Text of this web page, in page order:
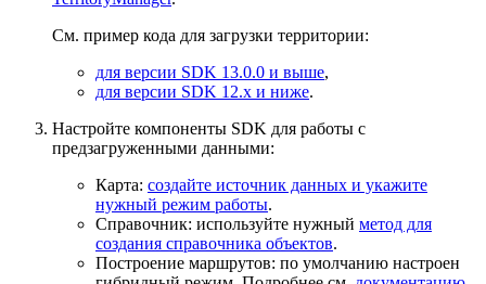
См. пример кода для загрузки территории:
для версии SDK 13.0.0 и выше,
для версии SDK 12.x и ниже.
Настройте компоненты SDK для работы с
предзагруженными данными:
Карта: создайте источник данных и укажите
нужный режим работы.
Справочник: используйте нужный метод для
создания справочника объектов.
Построение маршрутов: по умолчанию настроен